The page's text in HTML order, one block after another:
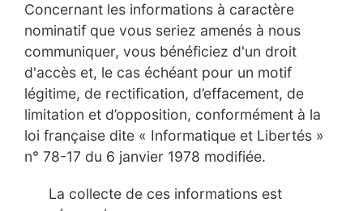
Concernant les informations à caractère
nominatif que vous seriez amenés à nous
communiquer, vous bénéficiez d'un droit
d'accès et, le cas échéant pour un motif
légitime, de rectification, d’effacement, de
limitation et d’opposition, conformément à la
loi française dite « Informatique et Libertés »
n° 78-17 du 6 janvier 1978 modifiée.
La collecte de ces informations est